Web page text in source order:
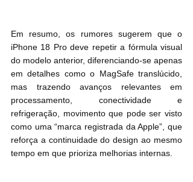
Em resumo, os rumores sugerem que o
iPhone 18 Pro deve repetir a fórmula visual
do modelo anterior, diferenciando-se apenas
em detalhes como o MagSafe translúcido,
mas trazendo avanços relevantes em
processamento, conectividade e
refrigeração, movimento que pode ser visto
como uma “marca registrada da Apple”, que
reforça a continuidade do design ao mesmo
tempo em que prioriza melhorias internas.